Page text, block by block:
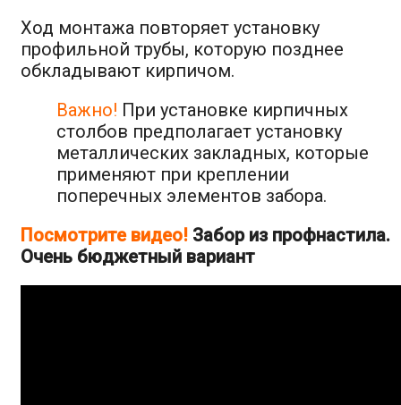
Ход монтажа повторяет установку
профильной трубы, которую позднее
обкладывают кирпичом.
Важно! При установке кирпичных
столбов предполагает установку
металлических закладных, которые
применяют при креплении
поперечных элементов забора.
Посмотрите видео! Забор из профнастила.
Очень бюджетный вариант